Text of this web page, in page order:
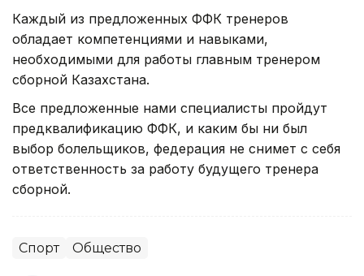
Каждый из предложенных ФФК тренеров
обладает компетенциями и навыками,
необходимыми для работы главным тренером
сборной Казахстана.
Все предложенные нами специалисты пройдут
предквалификацию ФФК, и каким бы ни был
выбор болельщиков, федерация не снимет с себя
ответственность за работу будущего тренера
сборной.
Спорт Общество